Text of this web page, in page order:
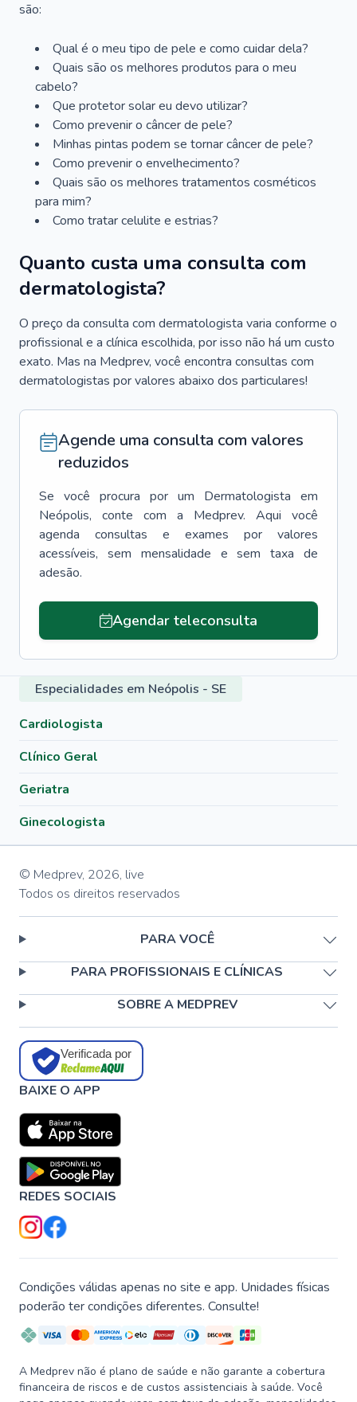
são:
Qual é o meu tipo de pele e como cuidar dela?
Quais são os melhores produtos para o meu
cabelo?
Que protetor solar eu devo utilizar?
Como prevenir o câncer de pele?
Minhas pintas podem se tornar câncer de pele?
Como prevenir o envelhecimento?
Quais são os melhores tratamentos cosméticos
para mim?
Como tratar celulite e estrias?
Quanto custa uma consulta com
dermatologista?
O preço da consulta com dermatologista varia conforme o
profissional e a clínica escolhida, por isso não há um custo
exato. Mas na Medprev, você encontra consultas com
dermatologistas por valores abaixo dos particulares!
Agende uma consulta com valores
reduzidos
Se você procura por um Dermatologista em
Neópolis, conte com a Medprev. Aqui você
agenda consultas e exames por valores
acessíveis, sem mensalidade e sem taxa de
adesão.
Agendar teleconsulta
Especialidades em Neópolis - SE
Cardiologista
Clínico Geral
Geriatra
Ginecologista
© Medprev, 2026, live
Todos os direitos reservados
PARA VOCÊ
PARA PROFISSIONAIS E CLÍNICAS
SOBRE A MEDPREV
Verificada por
BAIXE O APP
REDES SOCIAIS
Condições válidas apenas no site e app. Unidades físicas
poderão ter condições diferentes. Consulte!
A Medprev não é plano de saúde e não garante a cobertura
financeira de riscos e de custos assistenciais à saúde. Você